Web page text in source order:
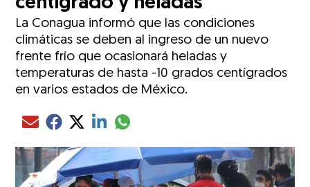
La Conagua informó que las condiciones
climáticas se deben al ingreso de un nuevo
frente frío que ocasionará heladas y
temperaturas de hasta -10 grados centígrados
en varios estados de México.
Compartir el artículo actual mediante Email
Compartir el artículo actual mediante Facebook
Compartir el artículo actual mediante Twitter
Compartir el artículo actual mediante LinkedIn
Compartir el artículo actual mediante